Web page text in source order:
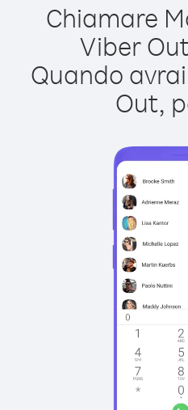
Chiamare
Viber
Quando
Out,